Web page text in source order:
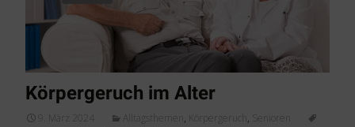
Körpergeruch im Alter
9. März 2024 Alltagsthemen , ,